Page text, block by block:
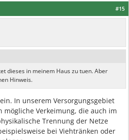
#15
dieses in meinem Haus zu tuen. Aber
Hinweis.
In unserem Versorgungsgebiet
mögliche Verkeimung, die auch im
Trennung der Netze
bei Viehtränken oder